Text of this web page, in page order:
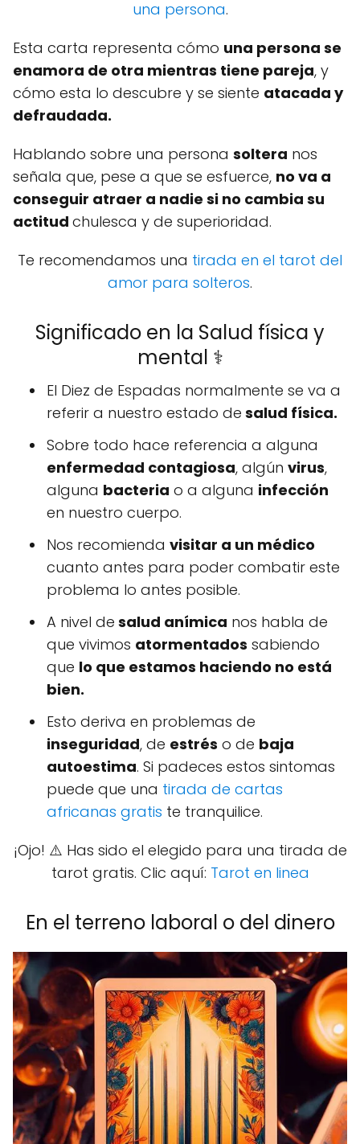
una persona.
Esta carta representa cómo una persona se
enamora de otra mientras tiene pareja, y
cómo esta lo descubre y se siente atacada y
defraudada.
Hablando sobre una persona soltera nos
señala que, pese a que se esfuerce, no va a
conseguir atraer a nadie si no cambia su
actitud chulesca y de superioridad.
Te recomendamos una tirada en el tarot del
amor para solteros.
Significado en la Salud física y
mental ⚕️
El Diez de Espadas normalmente se va a
referir a nuestro estado de salud física.
Sobre todo hace referencia a alguna
enfermedad contagiosa, algún virus,
alguna bacteria o a alguna infección
en nuestro cuerpo.
Nos recomienda visitar a un médico
cuanto antes para poder combatir este
problema lo antes posible.
A nivel de salud anímica nos habla de
que vivimos atormentados sabiendo
que lo que estamos haciendo no está
bien.
Esto deriva en problemas de
inseguridad, de estrés o de baja
autoestima. Si padeces estos sintomas
puede que una tirada de cartas
africanas gratis te tranquilice.
¡Ojo! ⚠️ Has sido el elegido para una tirada de
tarot gratis. Clic aquí: Tarot en linea
En el terreno laboral o del dinero